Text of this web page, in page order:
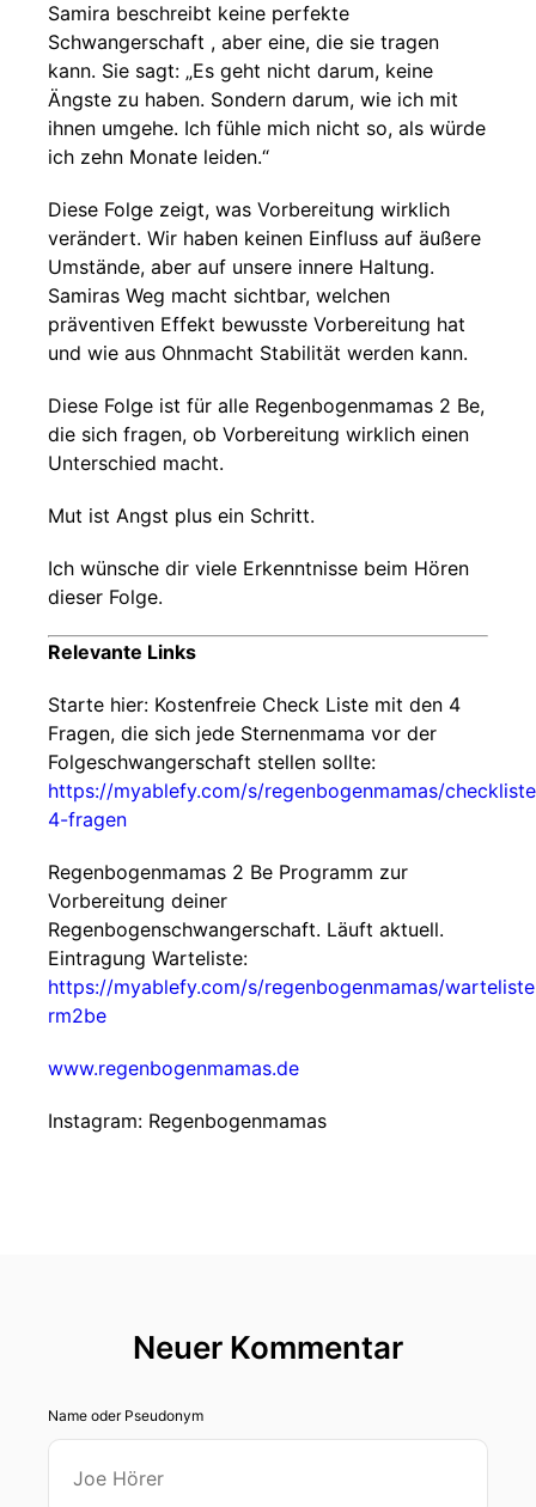
Samira beschreibt keine perfekte
Schwangerschaft , aber eine, die sie tragen
kann. Sie sagt: „Es geht nicht darum, keine
Ängste zu haben. Sondern darum, wie ich mit
ihnen umgehe. Ich fühle mich nicht so, als würde
ich zehn Monate leiden.“
Diese Folge zeigt, was Vorbereitung wirklich
verändert. Wir haben keinen Einfluss auf äußere
Umstände, aber auf unsere innere Haltung.
Samiras Weg macht sichtbar, welchen
präventiven Effekt bewusste Vorbereitung hat
und wie aus Ohnmacht Stabilität werden kann.
Diese Folge ist für alle Regenbogenmamas 2 Be,
die sich fragen, ob Vorbereitung wirklich einen
Unterschied macht.
Mut ist Angst plus ein Schritt.
Ich wünsche dir viele Erkenntnisse beim Hören
dieser Folge.
Relevante Links
Starte hier: Kostenfreie Check Liste mit den 4
Fragen, die sich jede Sternenmama vor der
Folgeschwangerschaft stellen sollte:
https://myablefy.com/s/regenbogenmamas/
4-fragen
Regenbogenmamas 2 Be Programm zur
Vorbereitung deiner
Regenbogenschwangerschaft. Läuft aktuell.
Eintragung Warteliste:
https://myablefy.com/s/regenbogenmamas/
rm2be
www.regenbogenmamas.de
Instagram: Regenbogenmamas
Neuer Kommentar
Name oder Pseudonym